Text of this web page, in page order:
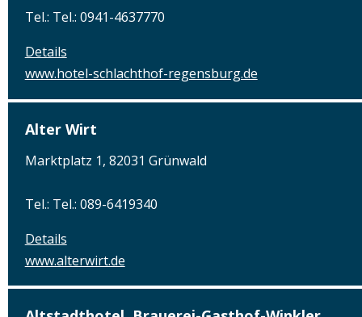
Tel.: Tel.: 0941-4637770
Details
www.hotel-schlachthof-regensburg.de
Alter Wirt
Marktplatz 1, 82031 Grünwald
Tel.: Tel.: 089-6419340
Details
www.alterwirt.de